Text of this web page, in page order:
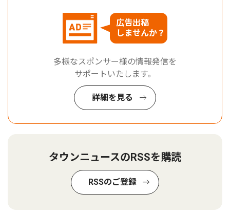
広告出稿
しませんか？
多様なスポンサー様の情報発信を
サポートいたします。
詳細を見る
タウンニュースのRSSを購読
RSSのご登録